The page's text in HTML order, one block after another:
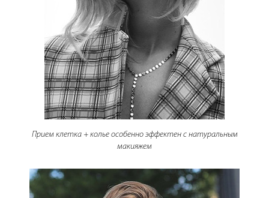
Прием клетка + колье особенно эффектен с натуральным
макияжем